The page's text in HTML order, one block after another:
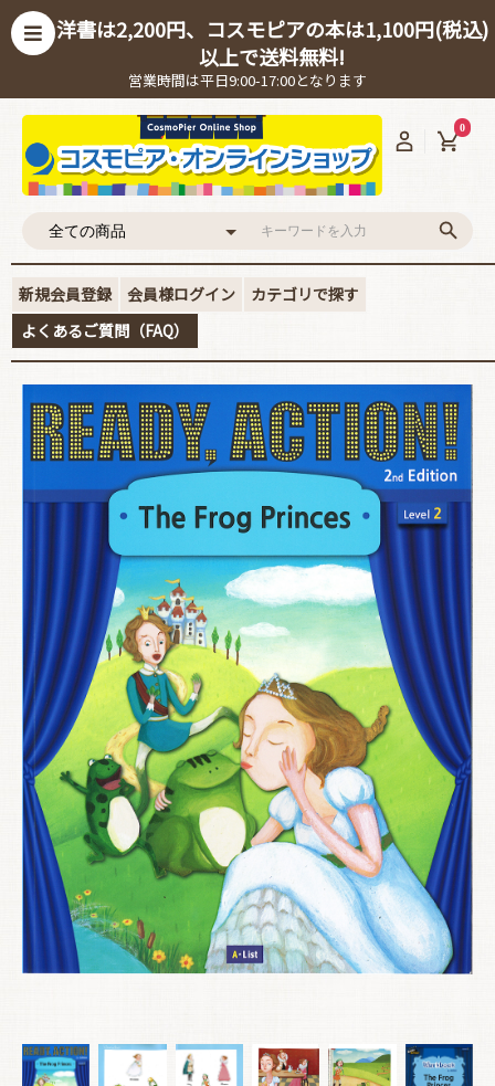
洋書は2,200円、コスモピアの本は1,100円(税込)
以上で送料無料!
営業時間は平日9:00-17:00となります
0
新規会員登録 会員様ログイン
カテゴリで探す
よくあるご質問（FAQ）